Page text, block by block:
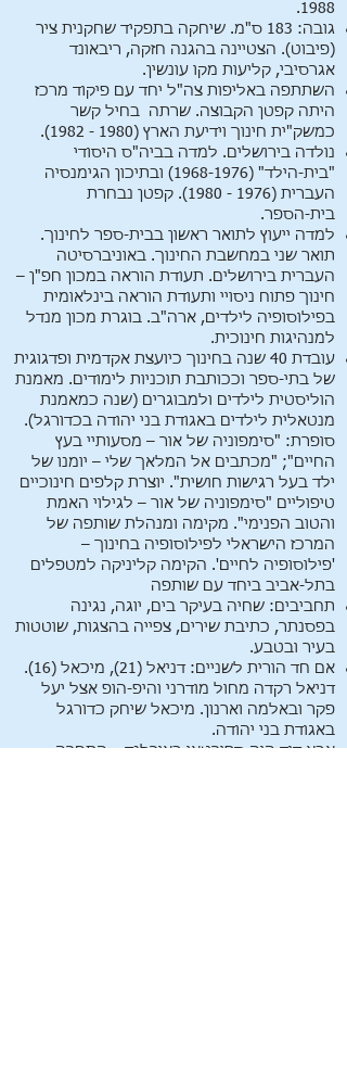
1988.
גובה: 183 ס"מ. שיחקה בתפקיד שחקנית ציר
(פיבוט). הצטיינה בהגנה חזקה, ריבאונד
אגרסיבי, קליעות מקו עונשין.
השתתפה באליפות צה"ל יחד עם פיקוד מרכז
היתה קפטן הקבוצה. שרתה בחיל קשר
כמשק"ית חינוך וידיעת הארץ (1980 - 1982)
.
נולדה בירושלים. למדה בביה"ס היסודי
"בית-הילד" (1968-1976)
ובתיכון הגימנסיה
העברית (1976 - 1980)
. קפטן נבחרת
בית-הספר.
למדה ייעוץ לתואר ראשון בבית-ספר לחינוך.
תואר שני במחשבת החינוך. באוניברסיטה
העברית בירושלים. תעודת הוראה במכון חפ"ן –
חינוך פתוח ניסויי ותעודת הוראה בינלאומית
בפילוסופיה לילדים, ארה"ב. בוגרת מכון מנדל
למנהיגות חינוכית.
עובדת 40 שנה בחינוך כיועצת אקדמית ופדגוגית
של בתי-ספר וככותבת תוכניות לימודים. מאמנת
הוליסטית לילדים ולמבוגרים (שנה כמאמנת
מנטאלית לילדים באגודת בני יהודה בכדורגל).
סופרת: "סימפוניה של אור – מסעותיי בעץ
החיים"; "מכתבים אל המלאך שלי – יומנו של
ילד בעל רגישות חושית". יוצרת קלפים חינוכיים
טיפוליים "סימפוניה של אור – לגילוי האמת
והטוב הפנימי". מקימה ומנהלת שותפה של
המרכז הישראלי לפילוסופיה בחינוך –
'פילוסופיה לחיים'. הקימה קליניקה למטפלים
בתל-אביב ביחד עם שותפה
תחביבים: שחיה בעיקר בים, יוגה, נגינה
בפסנתר, כתיבת שירים, צפייה בהצגות, שוטטות
בעיר ובטבע.
אם חד הורית לשניים: דניאל (21), מיכאל (16).
דניאל רקדה מחול מודרני והיפ-הופ אצל יעל
פקר ובאלמה וארנון. מיכאל שיחק כדורגל
באגודת בני יהודה.
אבא דוד היה ספורטאי באירלנד – התחרה